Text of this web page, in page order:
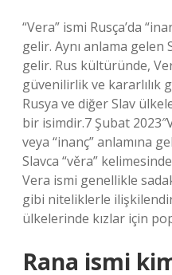
“Vera” ismi Rusça’da
gelir. Aynı anlama gelen
gelir. Rus kültüründe,
güvenilirlik ve kararlılık
Rusya ve diğer Slav
bir isimdir.7 Şubat
veya “inanç” anlamına
Slavca “věra”
Vera ismi genellikle
gibi niteliklerle
ülkelerinde kızlar için
Rana ismi